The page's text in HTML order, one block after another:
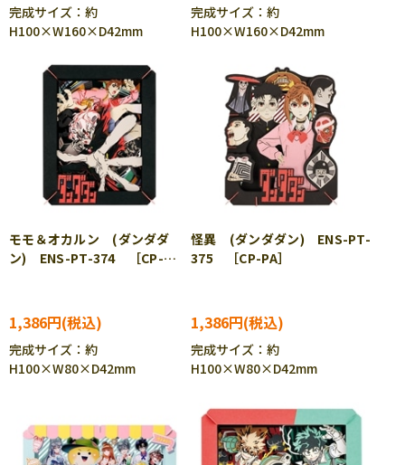
完成サイズ：約
H100×W160×D42mm
完成サイズ：約
H100×W160×D42mm
モモ＆オカルン (ダンダダ
ン) ENS-PT-374 ［CP-
1,386円
完成サイズ：約
H100×W80×D42mm
怪異 (ダンダダン) ENS-PT-
375 ［CP-PA］
1,386円
完成サイズ：約
H100×W80×D42mm